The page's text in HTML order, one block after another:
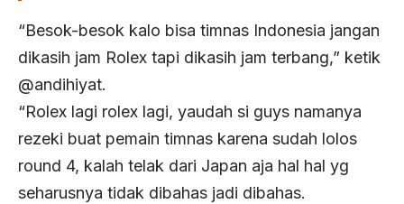
“Besok-besok kalo bisa timnas Indonesia jangan
dikasih jam Rolex tapi dikasih jam terbang,” ketik
@andihiyat.
“Rolex lagi rolex lagi, yaudah si guys namanya
rezeki buat pemain timnas karena sudah lolos
round 4, kalah telak dari Japan aja hal hal yg
seharusnya tidak dibahas jadi dibahas.